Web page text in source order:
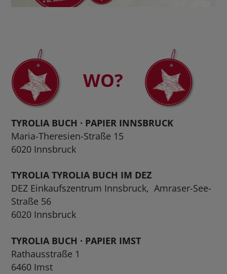
WO?
TYROLIA BUCH · PAPIER INNSBRUCK
Maria-Theresien-Straße 15
6020 Innsbruck
TYROLIATYROLIA BUCH IM DEZ
DEZ Einkaufszentrum Innsbruck, Amraser-See-
Straße 56
6020 Innsbruck
TYROLIA BUCH · PAPIER IMST
Rathausstraße 1
6460 Imst